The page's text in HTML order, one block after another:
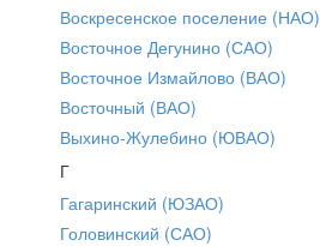
Воскресенское поселение (НАО)
Восточное Дегунино (САО)
Восточное Измайлово (ВАО)
Восточный (ВАО)
Выхино-Жулебино (ЮВАО)
Г
Гагаринский (ЮЗАО)
Головинский (САО)